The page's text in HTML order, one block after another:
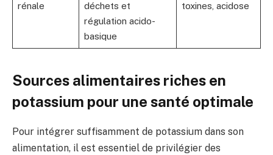
rénale
déchets et
régulation acido-
basique
toxines, acidose
Sources alimentaires riches en
potassium pour une santé optimale
Pour intégrer suffisamment de potassium dans son
alimentation, il est essentiel de privilégier des